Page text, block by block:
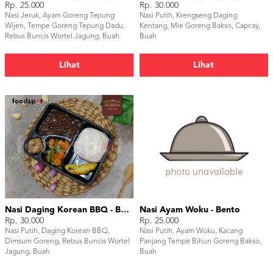
Rp. 25.000
Nasi Jeruk, Ayam Goreng Tepung
Wijen, Tempe Goreng Tepung Dadu,
Rebus Buncis Wortel Jagung, Buah
Lihat
Rp. 30.000
Nasi Putih, Krengseng Daging
Kentang, Mie Goreng Bakso, Capcay,
Buah
Lihat
Nasi Daging Korean BBQ - Bento Box
Rp. 30.000
Nasi Putih, Daging Korean BBQ,
Dimsum Goreng, Rebus Buncis Wortel
Jagung, Buah
Nasi Ayam Woku - Bento
Rp. 25.000
Nasi Putih, Ayam Woku, Kacang
Panjang Tempe Bihun Goreng Bakso,
Buah